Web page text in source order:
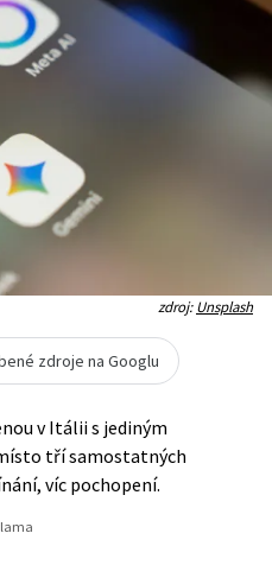
zdroj:Unsplash
zdroje na Googlu
v Itálii s jediným
tří samostatných
víc pochopení.